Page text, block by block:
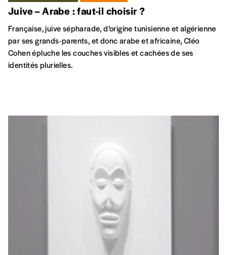
Juive – Arabe : faut-il choisir ?
Française, juive sépharade, d’origine tunisienne et algérienne
par ses grands-parents, et donc arabe et africaine, Cléo
Cohen épluche les couches visibles et cachées de ses
identités plurielles.